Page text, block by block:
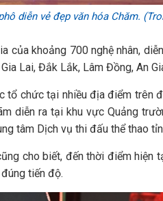
diễn vẻ đẹp văn hóa Chăm.
của khoảng 700 nghệ nhân,
Lai, Đắk Lắk, Lâm Đồng, An
tổ chức tại nhiều địa điểm trên
diễn ra tại khu vực Quảng
tâm Dịch vụ thi đấu thể thao
cho biết, đến thời điểm
tiến độ.